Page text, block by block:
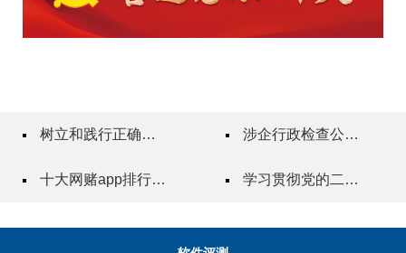
树立和践行正确政绩观 涉企行政检查公示专栏
十大网赌app排行榜"一站式"质量服务指导站 学习贯彻党的二十届三中全会精神